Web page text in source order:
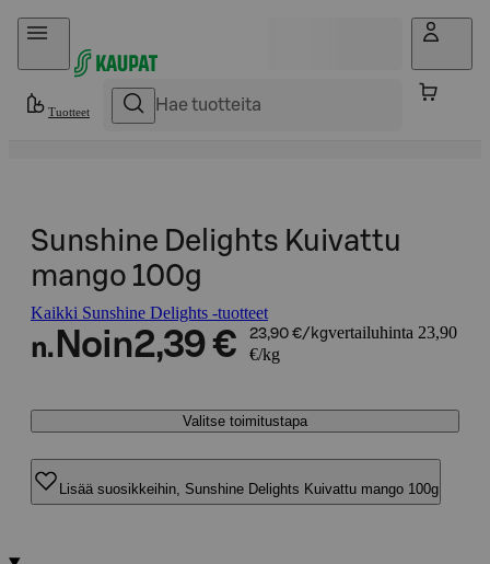
Hyppää sisältöön
Tuotteet
Sunshine Delights Kuivattu
mango 100g
Kaikki Sunshine Delights -tuotteet
n. Noin2,39 € 23,90 €/kgvertailuhinta 23,90
€/kg
Valitse toimitustapa
Lisää suosikkeihin, Sunshine Delights Kuivattu mango 100g